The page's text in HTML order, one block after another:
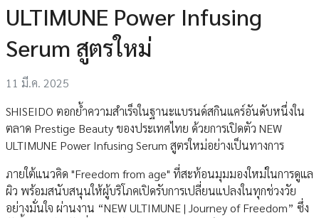
ULTIMUNE Power Infusing
Serum สูตรใหม่
11 มี.ค. 2025
SHISEIDO ตอกย้ำความสำเร็จในฐานะแบรนด์สกินแคร์อันดับหนึ่งใน
ตลาด Prestige Beauty ของประเทศไทย ด้วยการเปิดตัว NEW
ULTIMUNE Power Infusing Serum สูตรใหม่อย่างเป็นทางการ
ภายใต้แนวคิด "Freedom from age" ที่สะท้อนมุมมองใหม่ในการดูแล
ผิว พร้อมสนับสนุนให้ผู้บริโภคเปิดรับการเปลี่ยนแปลงในทุกช่วงวัย
อย่างมั่นใจ ผ่านงาน “NEW ULTIMUNE | Journey of Freedom” ซึ่ง